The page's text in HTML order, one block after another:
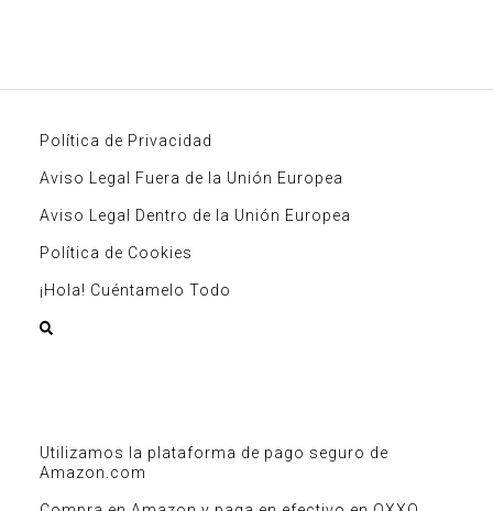
Política de Privacidad
Aviso Legal Fuera de la Unión Europea
Aviso Legal Dentro de la Unión Europea
Política de Cookies
¡Hola! Cuéntamelo Todo
Utilizamos la plataforma de pago seguro de
Amazon.com